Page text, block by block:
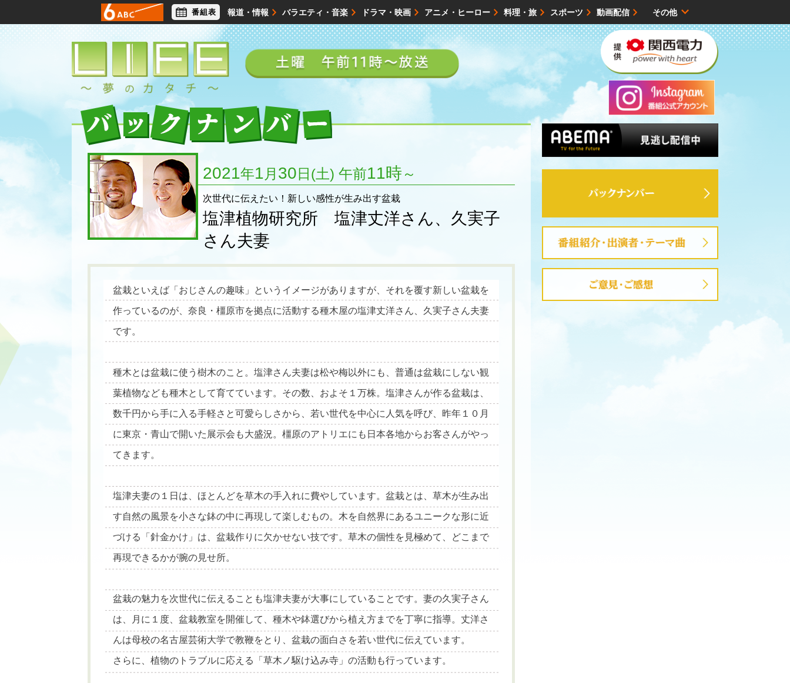
報道・情報 バラエティ・音楽 ドラマ・映画 アニメ・ヒーロー 料理・旅 スポーツ 動画配信
アナウンサー ライフスタイル 映画・試写会 イベント 会社情報 サイトマップ
番組表 その他
2021年1 月 30 日(土) 午前11時 ～
次世代に伝えたい！新しい感性が生み出す盆栽
塩津植物研究所 塩津丈洋さん、久実子
さん夫妻
盆栽といえば「おじさんの趣味」というイメージがありますが、それを覆す新しい盆栽を
作っているのが、奈良・橿原市を拠点に活動する種木屋の塩津丈洋さん、久実子さん夫妻
です。
種木とは盆栽に使う樹木のこと。塩津さん夫妻は松や梅以外にも、普通は盆栽にしない観
葉植物なども種木として育てています。その数、およそ１万株。塩津さんが作る盆栽は、
数千円から手に入る手軽さと可愛らしさから、若い世代を中心に人気を呼び、昨年１０月
に東京・青山で開いた展示会も大盛況。橿原のアトリエにも日本各地からお客さんがやっ
てきます。
塩津夫妻の１日は、ほとんどを草木の手入れに費やしています。盆栽とは、草木が生み出
す自然の風景を小さな鉢の中に再現して楽しむもの。木を自然界にあるユニークな形に近
づける「針金かけ」は、盆栽作りに欠かせない技です。草木の個性を見極めて、どこまで
再現できるかが腕の見せ所。
盆栽の魅力を次世代に伝えることも塩津夫妻が大事にしていることです。妻の久実子さん
は、月に１度、盆栽教室を開催して、種木や鉢選びから植え方までを丁寧に指導。丈洋さ
んは母校の名古屋芸術大学で教鞭をとり、盆栽の面白さを若い世代に伝えています。
さらに、植物のトラブルに応える「草木ノ駆け込み寺」の活動も行っています。